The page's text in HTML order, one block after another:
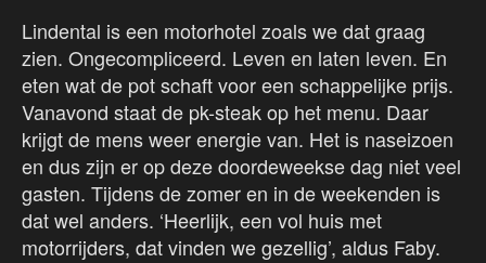
Lindental is een motorhotel zoals we dat graag
zien. Ongecompliceerd. Leven en laten leven. En
eten wat de pot schaft voor een schappelijke prijs.
Vanavond staat de pk-steak op het menu. Daar
krijgt de mens weer energie van. Het is naseizoen
en dus zijn er op deze doordeweekse dag niet veel
gasten. Tijdens de zomer en in de weekenden is
dat wel anders. ‘Heerlijk, een vol huis met
motorrijders, dat vinden we gezellig’, aldus Faby.